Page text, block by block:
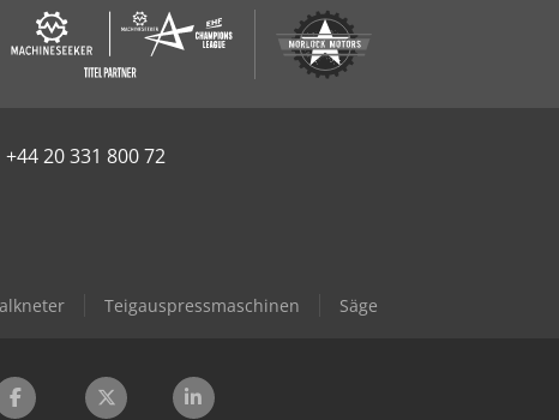
+44 20 331 800 72
Teigauspressmaschinen Säge